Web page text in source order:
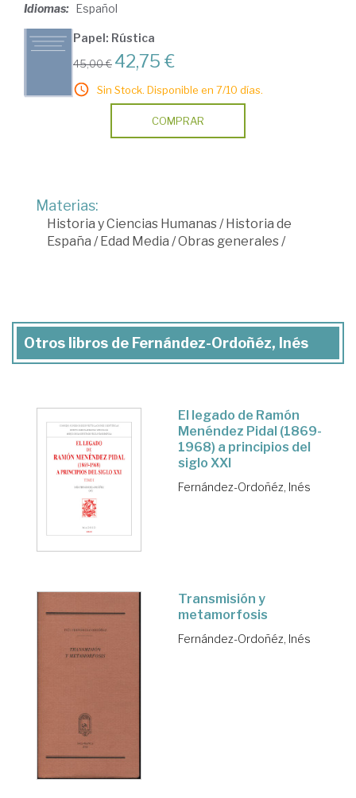
Idiomas: Español
Papel: Rústica
45,00 € 42,75 €
Sin Stock. Disponible en 7/10 días.
COMPRAR
Materias:
Historia y Ciencias Humanas /Historia de
España /Edad Media /Obras generales /
Otros libros de Fernández-Ordoñéz, Inés
El legado de Ramón
Menéndez Pidal (1869-
1968) a principios del
siglo XXI
Fernández-Ordoñéz, Inés
Transmisión y
metamorfosis
Fernández-Ordoñéz, Inés